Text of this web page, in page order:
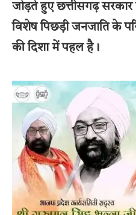
जोड़ते हुए छत्तीसगढ़
विशेष पिछड़ी जनजाति के
की दिशा में पहल है।